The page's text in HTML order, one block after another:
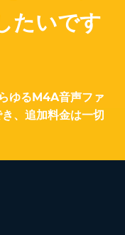
たいです
ゆるM4A音声ファ
、追加料金は一切